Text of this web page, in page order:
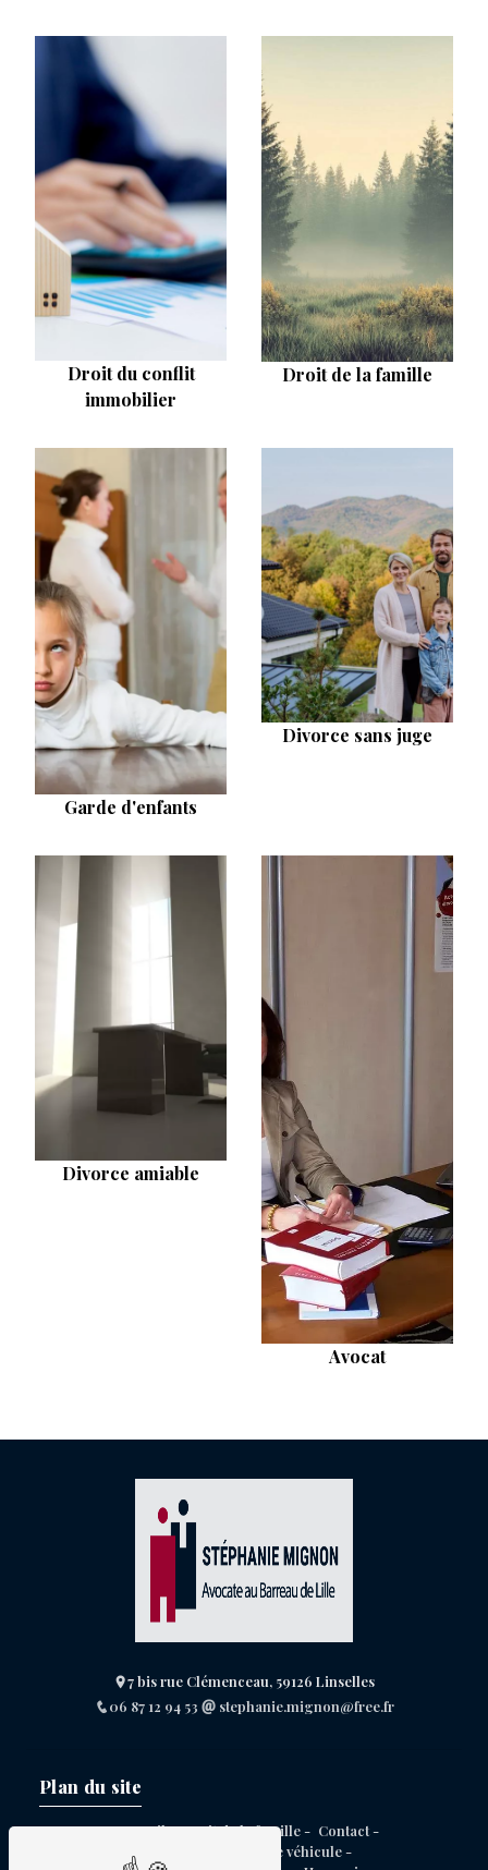
Droit du conflit
immobilier
Droit de la famille
Garde d'enfants
Divorce sans juge
Divorce amiable
Avocat
7 bis rue Clémenceau, 59126 Linselles
06 87 12 94 53
stephanie.mignon@free.fr
Plan du site
Accueil - Droit de la famille - Contact -
Contentieux achat de véhicule -